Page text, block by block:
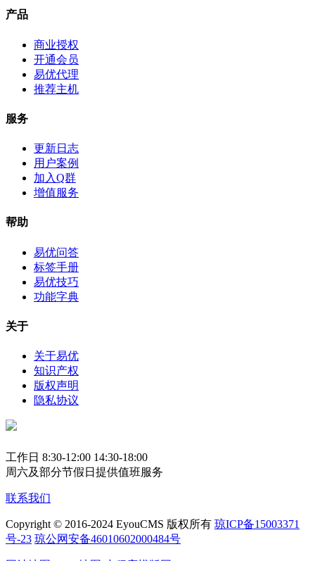
产品
商业授权
开通会员
易优代理
推荐主机
服务
更新日志
用户案例
加入Q群
增值服务
帮助
易优问答
标签手册
易优技巧
功能字典
关于
关于易优
知识产权
版权声明
隐私协议
工作日 8:30-12:00 14:30-18:00
周六及部分节假日提供值班服务
联系我们
Copyright © 2016-2024 EyouCMS 版权所有 琼ICP备15003371
号-23 琼公网安备46010602000484号